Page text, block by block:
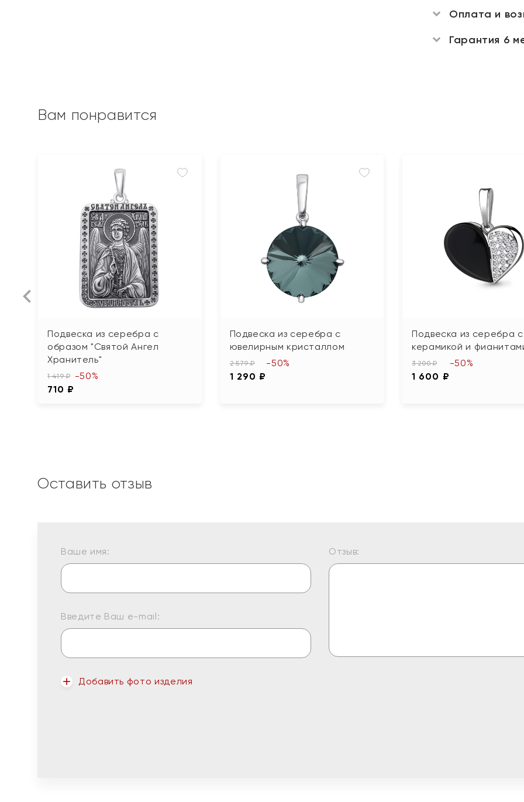
Оплата и
Гарантия 6
Вам понравится
Подвеска из серебра с
образом "Святой Ангел
Хранитель"
1 419 ₽
710 ₽
-50%
Подвеска из серебра с
ювелирным кристаллом
2 579 ₽
1 290 ₽
-50%
Подвеска из серебра с
керамикой и
3 200 ₽
1 600 ₽
-50%
Оставить отзыв
Ваше имя:
Введите Ваш e-mail:
Добавить фото изделия
Отзыв: